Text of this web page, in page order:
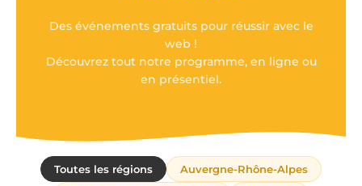
Des événements gratuits pour réussir avec le
web !
Découvrez tout notre programme, en ligne ou
en présentiel.
Toutes les régions
Auvergne-Rhône-Alpes